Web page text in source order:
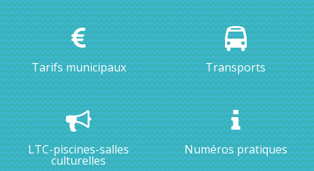
Tarifs municipaux Transports
LTC-piscines-salles
culturelles
Numéros pratiques